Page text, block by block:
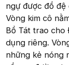
ngự được đồ đệ
Vòng kim cô
Bồ Tát trao cho
dụng riêng.
những kẻ nóng